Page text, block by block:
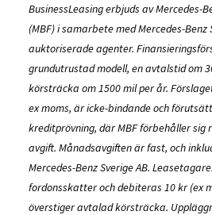
BusinessLeasing erbjuds av Mercedes-
(MBF) i samarbete med Mercedes-Benz
auktoriserade agenter.
grundutrustad modell, en avtalstid om
körsträcka om 1500 mil per år.
ex moms, är icke-bindande och
kreditprövning, där MBF förbehåller
avgift. Månadsavgiften är fast, och
Mercedes-Benz Sverige AB.
fordonsskatter och debiteras 10 kr (ex
överstiger avtalad körsträcka.